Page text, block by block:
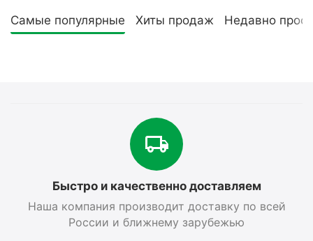
Самые популярные Хиты продаж Недавно
Быстро и качественно доставляем
Наша компания производит доставку по всей
России и ближнему зарубежью